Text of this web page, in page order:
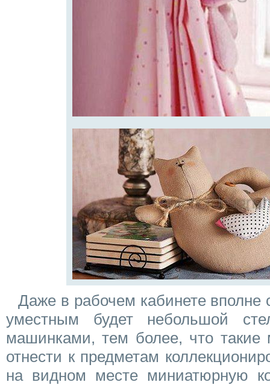
Даже в рабочем кабинете вполне
уместным будет небольшой
машинками, тем более, что такие
отнести к предметам
на видном месте миниатюрную